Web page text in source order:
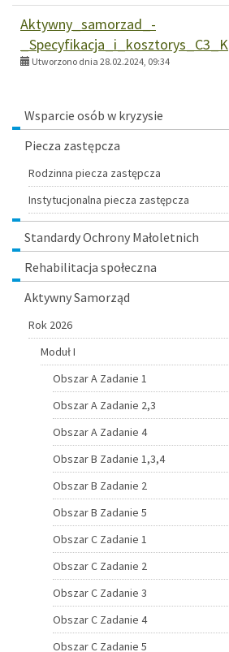
Aktywny_samorzad_-
_Specyfikacja_i_kosztorys_C3_K
Utworzono dnia 28.02.2024, 09:34
Menu
Wsparcie osób w kryzysie
Piecza zastępcza
Rodzinna piecza zastępcza
Instytucjonalna piecza zastępcza
Standardy Ochrony Małoletnich
Rehabilitacja społeczna
Aktywny Samorząd
Rok 2026
Moduł I
Obszar A Zadanie 1
Obszar A Zadanie 2,3
Obszar A Zadanie 4
Obszar B Zadanie 1,3,4
Obszar B Zadanie 2
Obszar B Zadanie 5
Obszar C Zadanie 1
Obszar C Zadanie 2
Obszar C Zadanie 3
Obszar C Zadanie 4
Obszar C Zadanie 5